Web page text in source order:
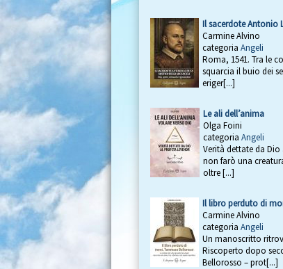
Il sacerdote Antonio
Carmine Alvino
categoria Angeli
Roma, 1541. Tra le
squarcia il buio dei
eriger[...]
Le ali dell’anima
Olga Foini
categoria Angeli
Verità dettate da Dio
non farò una
oltre [...]
Il libro perduto di
Carmine Alvino
categoria Angeli
Un manoscritto
Riscoperto dopo
Bellorosso – prot[...]